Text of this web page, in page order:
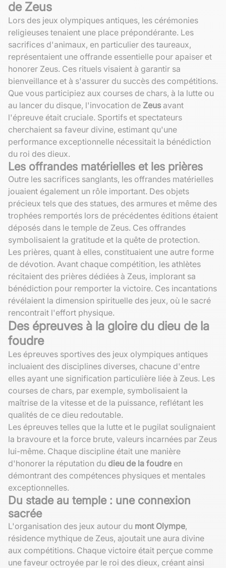
de Zeus
Lors des jeux olympiques antiques, les cérémonies
religieuses tenaient une place prépondérante. Les
sacrifices d'animaux, en particulier des taureaux,
représentaient une offrande essentielle pour apaiser et
honorer Zeus. Ces rituels visaient à garantir sa
bienveillance et à s'assurer du succès des compétitions.
Que vous participiez aux courses de chars, à la lutte ou
au lancer du disque, l'invocation de Zeus avant
l'épreuve était cruciale. Sportifs et spectateurs
cherchaient sa faveur divine, estimant qu'une
performance exceptionnelle nécessitait la bénédiction
du roi des dieux.
Les offrandes matérielles et les prières
Outre les sacrifices sanglants, les offrandes matérielles
jouaient également un rôle important. Des objets
précieux tels que des statues, des armures et même des
trophées remportés lors de précédentes éditions étaient
déposés dans le temple de Zeus. Ces offrandes
symbolisaient la gratitude et la quête de protection.
Les prières, quant à elles, constituaient une autre forme
de dévotion. Avant chaque compétition, les athlètes
récitaient des prières dédiées à Zeus, implorant sa
bénédiction pour remporter la victoire. Ces incantations
révélaient la dimension spirituelle des jeux, où le sacré
rencontrait l'effort physique.
Des épreuves à la gloire du dieu de la
foudre
Les épreuves sportives des jeux olympiques antiques
incluaient des disciplines diverses, chacune d'entre
elles ayant une signification particulière liée à Zeus. Les
courses de chars, par exemple, symbolisaient la
maîtrise de la vitesse et de la puissance, reflétant les
qualités de ce dieu redoutable.
Les épreuves telles que la lutte et le pugilat soulignaient
la bravoure et la force brute, valeurs incarnées par Zeus
lui-même. Chaque discipline était une manière
d'honorer la réputation du dieu de la foudre en
démontrant des compétences physiques et mentales
exceptionnelles.
Du stade au temple : une connexion
sacrée
L'organisation des jeux autour du mont Olympe,
résidence mythique de Zeus, ajoutait une aura divine
aux compétitions. Chaque victoire était perçue comme
une faveur octroyée par le roi des dieux, créant ainsi